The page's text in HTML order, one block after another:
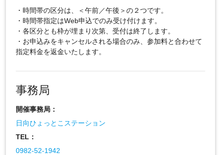
・時間帯の区分は、＜午前／午後＞の２つです。
・時間帯指定はWeb申込でのみ受け付けます。
・各区分とも枠が埋まり次第、受付は終了します。
・お申込みをキャンセルされる場合のみ、参加料と合わせて
指定料金を返金いたします。
事務局
開催事務局：
日向ひょっとこステーション
TEL：
0982-52-1942